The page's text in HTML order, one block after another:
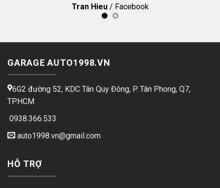
Tran Hieu / Facebook
GARAGE AUTO1998.VN
6G2 đường 52, KDC Tân Quy Đông, P. Tân Phong, Q7,
TP.HCM
0938.366.533
auto1998.vn@gmail.com
HỖ TRỢ